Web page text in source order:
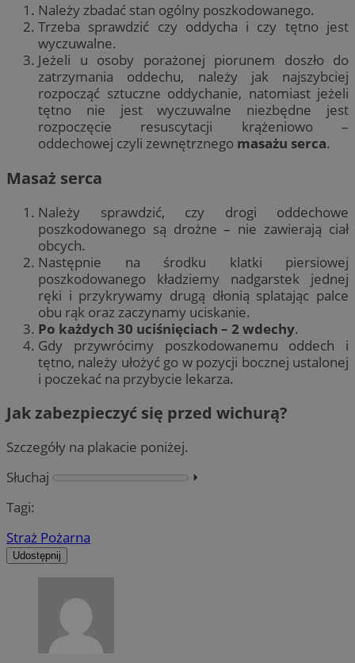
Należy zbadać stan ogólny poszkodowanego.
Trzeba sprawdzić czy oddycha i czy tętno jest
wyczuwalne.
Jeżeli u osoby porażonej piorunem doszło do
zatrzymania oddechu, należy jak najszybciej
rozpocząć sztuczne oddychanie, natomiast jeżeli
tętno nie jest wyczuwalne niezbędne jest
rozpoczęcie resuscytacji krążeniowo –
oddechowej czyli zewnętrznego masażu serca.
Masaż serca
Należy sprawdzić, czy drogi oddechowe
poszkodowanego są drożne – nie zawierają ciał
obcych.
Następnie na środku klatki piersiowej
poszkodowanego kładziemy nadgarstek jednej
ręki i przykrywamy drugą dłonią splatając palce
obu rąk oraz zaczynamy uciskanie.
Po każdych 30 uciśnięciach – 2 wdechy.
Gdy przywrócimy poszkodowanemu oddech i
tętno, należy ułożyć go w pozycji bocznej ustalonej
i poczekać na przybycie lekarza.
Jak zabezpieczyć się przed wichurą?
Szczegóły na plakacie poniżej.
Słuchaj
⏵︎
Tagi:
Straż Pożarna
Udostępnij